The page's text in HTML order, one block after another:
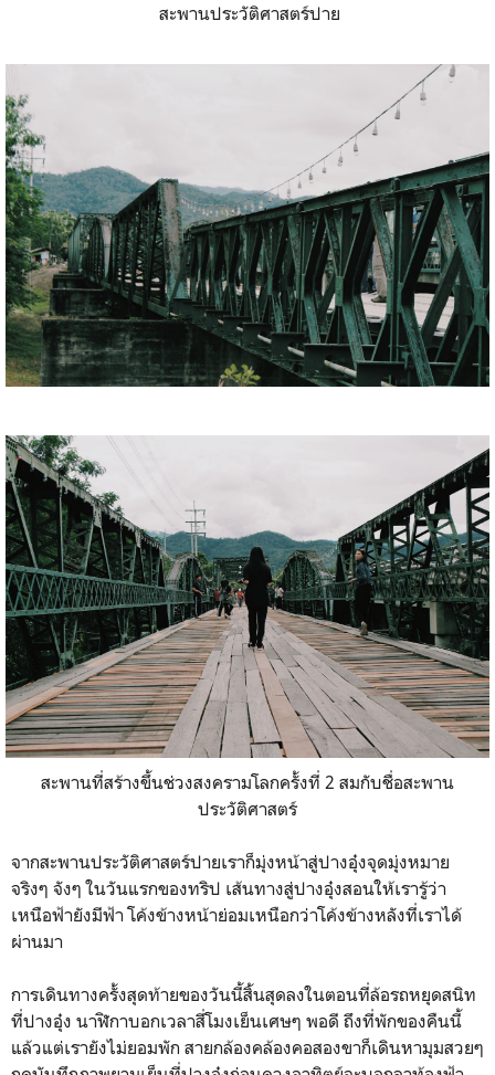
สะพานประวัติศาสตร์ปาย
สะพานที่สร้างขึ้นช่วงสงครามโลกครั้งที่ 2 สมกับชื่อสะพาน
ประวัติศาสตร์
จากสะพานประวัติศาสตร์ปายเราก็มุ่งหน้าสู่ปางอุ๋งจุดมุ่งหมาย
จริงๆ จังๆ ในวันแรกของทริป เส้นทางสู่ปางอุ๋งสอนให้เรารู้ว่า
เหนือฟ้ายังมีฟ้า โค้งข้างหน้าย่อมเหนือกว่าโค้งข้างหลังที่เราได้
ผ่านมา
การเดินทางครั้งสุดท้ายของวันนี้สิ้นสุดลงในตอนที่ล้อรถหยุดสนิท
ที่ปางอุ๋ง นาฬิกาบอกเวลาสี่โมงเย็นเศษๆ พอดี ถึงที่พักของคืนนี้
แล้วแต่เรายังไม่ยอมพัก สายกล้องคล้องคอสองขาก็เดินหามุมสวยๆ